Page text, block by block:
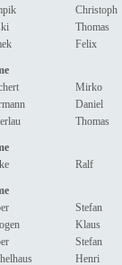
Christoph
Thomas
Felix
Mirko
Daniel
Thomas
Ralf
Stefan
Klaus
Stefan
Henri